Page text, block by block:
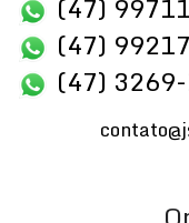
(47)
(47)